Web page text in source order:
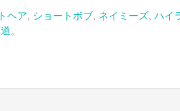
ヘア, ショートボブ, ネイミーズ,ハイ
。